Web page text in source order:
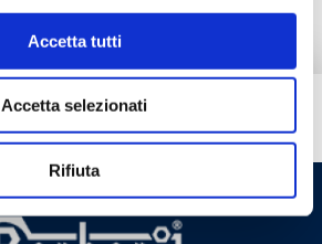
Accetta tutti
Accetta selezionati
Rifiuta
Вам нужна помощь?